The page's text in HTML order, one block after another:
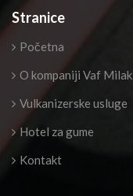
Stranice
Početna
O kompaniji Vaf Milak
Vulkanizerske usluge
Hotel za gume
Kontakt